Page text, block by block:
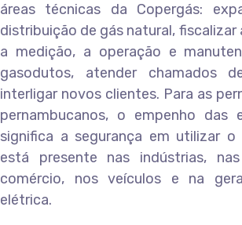
áreas técnicas da Copergás:
distribuição de gás natural, fiscalizar
a medição, a operação e
gasodutos, atender chamados
interligar novos clientes. Para as
pernambucanos, o empenho das
significa a segurança em utilizar o
está presente nas indústrias,
comércio, nos veículos e na
elétrica.